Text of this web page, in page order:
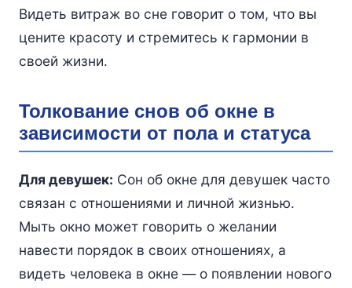
Видеть витраж во сне говорит о том, что вы
цените красоту и стремитесь к гармонии в
своей жизни.
Толкование снов об окне в
зависимости от пола и статуса
Для девушек: Сон об окне для девушек часто
связан с отношениями и личной жизнью.
Мыть окно может говорить о желании
навести порядок в своих отношениях, а
видеть человека в окне — о появлении нового